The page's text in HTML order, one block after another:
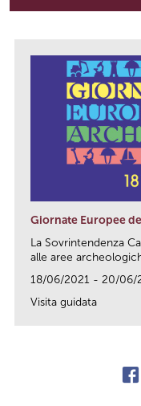
Giornate Europee
La Sovrintendenza
alle aree
18/06/2021 - 20/06/
Visita guidata